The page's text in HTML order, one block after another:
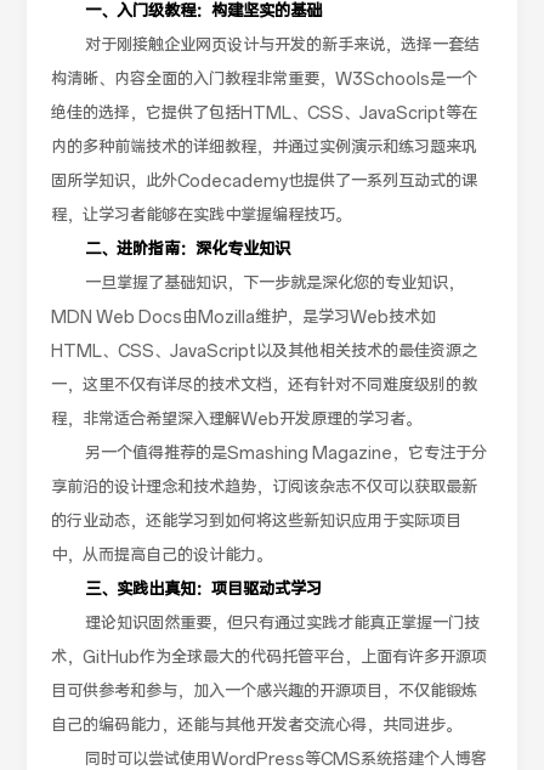
一、入门级教程：构建坚实的基础
对于刚接触企业网页设计与开发的新手来说，选择一套结
构清晰、内容全面的入门教程非常重要，W3Schools是一个
绝佳的选择，它提供了包括HTML、CSS、JavaScript等在
内的多种前端技术的详细教程，并通过实例演示和练习题来巩
固所学知识，此外Codecademy也提供了一系列互动式的课
程，让学习者能够在实践中掌握编程技巧。
二、进阶指南：深化专业知识
一旦掌握了基础知识，下一步就是深化您的专业知识，
MDN Web Docs由Mozilla维护，是学习Web技术如
HTML、CSS、JavaScript以及其他相关技术的最佳资源之
一，这里不仅有详尽的技术文档，还有针对不同难度级别的教
程，非常适合希望深入理解Web开发原理的学习者。
另一个值得推荐的是Smashing Magazine，它专注于分
享前沿的设计理念和技术趋势，订阅该杂志不仅可以获取最新
的行业动态，还能学习到如何将这些新知识应用于实际项目
中，从而提高自己的设计能力。
三、实践出真知：项目驱动式学习
理论知识固然重要，但只有通过实践才能真正掌握一门技
术，GitHub作为全球最大的代码托管平台，上面有许多开源项
目可供参考和参与，加入一个感兴趣的开源项目，不仅能锻炼
自己的编码能力，还能与其他开发者交流心得，共同进步。
同时可以尝试使用WordPress等CMS系统搭建个人博客